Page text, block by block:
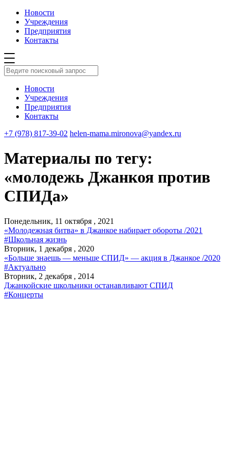
Новости
Учреждения
Предприятия
Контакты
Новости
Учреждения
Предприятия
Контакты
+7 (978) 817-39-02 helen-mama.mironova@yandex.ru
Материалы по тегу:
«молодежь Джанкоя против
СПИДа»
Понедельник, 11 октября , 2021
«Молодежная битва» в Джанкое набирает обороты /2021
#Школьная жизнь
Вторник, 1 декабря , 2020
«Больше знаешь — меньше СПИД» — акция в Джанкое /2020
#Актуально
Вторник, 2 декабря , 2014
Джанкойские школьники останавливают СПИД
#Концерты